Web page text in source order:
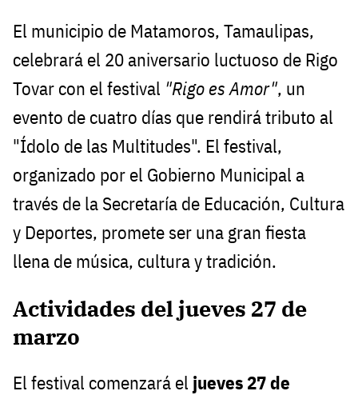
El municipio de Matamoros, Tamaulipas,
celebrará el 20 aniversario luctuoso de Rigo
Tovar con el festival "Rigo es Amor", un
evento de cuatro días que rendirá tributo al
"Ídolo de las Multitudes". El festival,
organizado por el Gobierno Municipal a
través de la Secretaría de Educación, Cultura
y Deportes, promete ser una gran fiesta
llena de música, cultura y tradición.
Actividades del jueves 27 de
marzo
El festival comenzará el jueves 27 de